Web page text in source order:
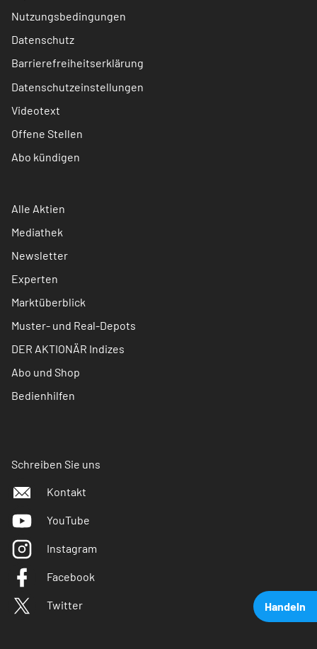
Handeln
Nutzungsbedingungen
Datenschutz
Barrierefreiheitserklärung
Datenschutzeinstellungen
Videotext
Offene Stellen
Abo kündigen
Alle Aktien
Mediathek
Newsletter
Experten
Marktüberblick
Muster- und Real-Depots
DER AKTIONÄR Indizes
Abo und Shop
Bedienhilfen
Schreiben Sie uns
Kontakt
YouTube
Instagram
Facebook
Twitter